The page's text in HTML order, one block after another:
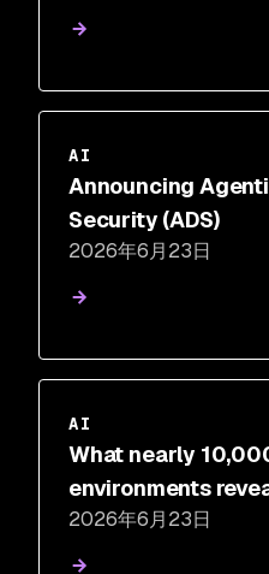
AI
Announcing
Security (ADS)
2026年6月23日
AI
What nearly
environments
development risk
2026年6月23日